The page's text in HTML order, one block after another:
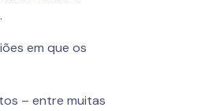
em que os
– entre muitas